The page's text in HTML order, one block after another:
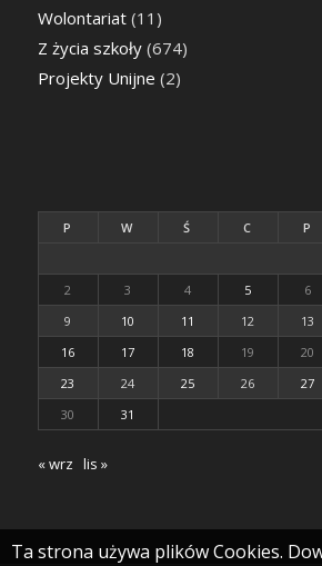
Wolontariat(11)
Z życia szkoły(674)
Projekty Unijne (2)
P W Ś C P
2
3 4 5 6
9
10 11 12 13
16
17 18 19 20
23
24 25 26 27
30
31
« wrz lis »
Ta strona używa plików Cookies.